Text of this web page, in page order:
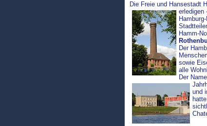
Die Freie und Hansestadt
erledigen
Hamm-
Der
sowie
alle
Der
und